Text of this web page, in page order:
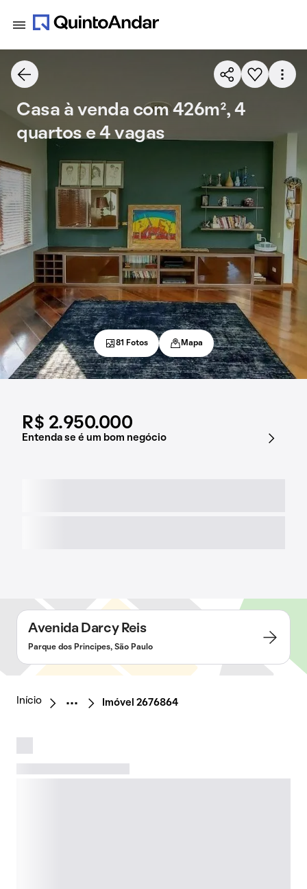
R$ 2.950.000
Entenda se é um bom negócio
Casa à venda com 426m², 4
quartos e 4 vagas
81 Fotos Mapa
Avenida Darcy Reis
Parque dos Principes, São Paulo
Início Imóvel 2676864